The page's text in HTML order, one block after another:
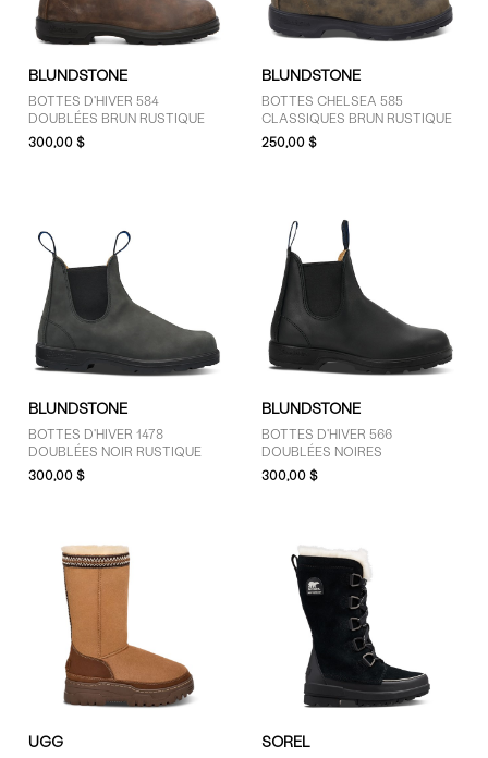
BLUNDSTONE
BOTTES D'HIVER 584
DOUBLÉES BRUN RUSTIQUE
300,00 $
BLUNDSTONE
BOTTES CHELSEA 585
CLASSIQUES BRUN RUSTIQUE
250,00 $
BLUNDSTONE
BOTTES D'HIVER 1478
DOUBLÉES NOIR RUSTIQUE
300,00 $
BLUNDSTONE
BOTTES D'HIVER 566
DOUBLÉES NOIRES
300,00 $
UGG SOREL